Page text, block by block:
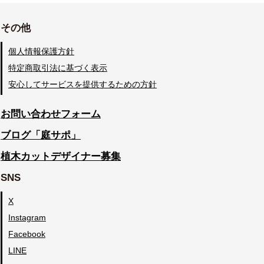
その他
個人情報保護方針
特定商取引法に基づく表示
安心してサービスを提供するための方針
お問い合わせフォーム
ブログ「庭サポ」
植木カットデザイナー募集
SNS
X
Instagram
Facebook
LINE